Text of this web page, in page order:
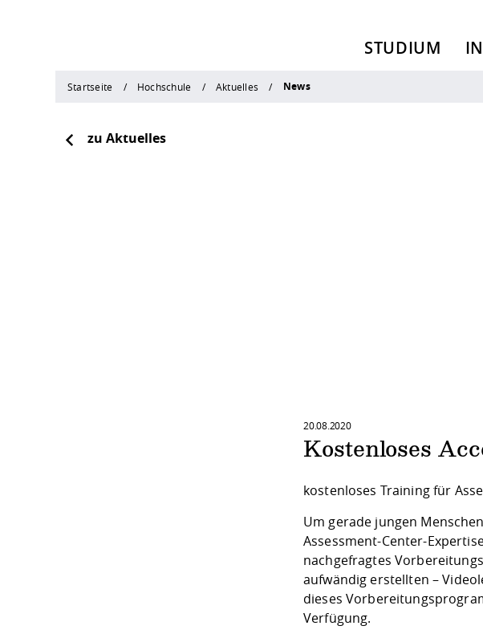
STUDIUM
Startseite Hochschule Aktuelles News
zu Aktuelles
20.08.2020
Kostenloses
kostenloses Training für
Um gerade jungen
Assessment-Center-
nachgefragtes
aufwändig erstellten –
dieses
Verfügung.